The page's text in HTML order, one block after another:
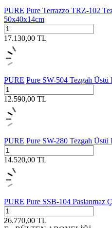
PURE Pure Terrazzo TRZ-102
50x40x14cm
17.130,00 TL
PURE Pure SW-504 Tezgah
12.590,00 TL
PURE Pure SW-280 Tezgah
14.520,00 TL
PURE Pure SSB-104 Paslanmaz
26.770,00 TL